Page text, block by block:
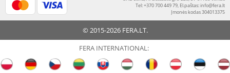
Tel: +370 700 449 79, El.paštas:info@fera.lt
Įmonės kodas 304013375
© 2015-2026 FERA.LT.
FERA INTERNATIONAL: